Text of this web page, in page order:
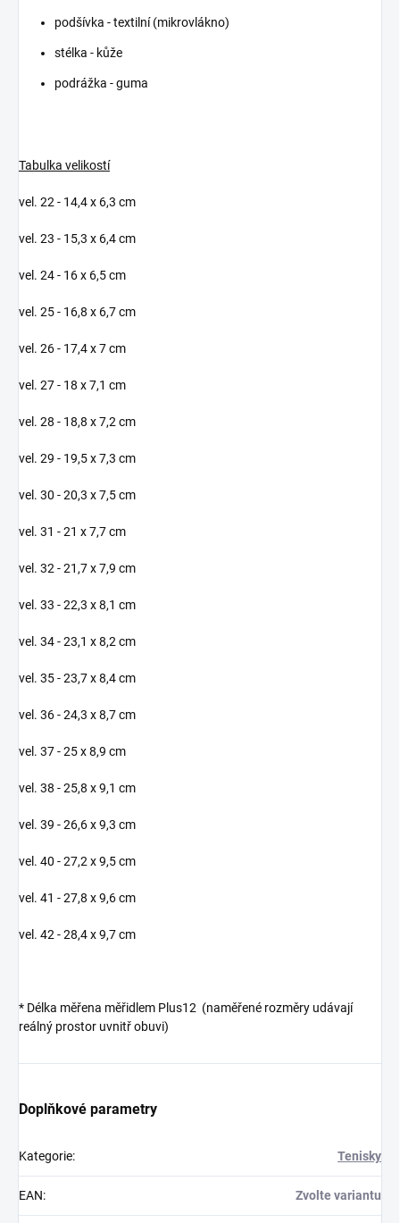
podšívka - textilní (mikrovlákno)
stélka - kůže
podrážka - guma
Tabulka velikostí
vel. 22 - 14,4 x 6,3 cm
vel. 23 - 15,3 x 6,4 cm
vel. 24 - 16 x 6,5 cm
vel. 25 - 16,8 x 6,7 cm
vel. 26 - 17,4 x 7 cm
vel. 27 - 18 x 7,1 cm
vel. 28 - 18,8 x 7,2 cm
vel. 29 - 19,5 x 7,3 cm
vel. 30 - 20,3 x 7,5 cm
vel. 31 - 21 x 7,7 cm
vel. 32 - 21,7 x 7,9 cm
vel. 33 - 22,3 x 8,1 cm
vel. 34 - 23,1 x 8,2 cm
vel. 35 - 23,7 x 8,4 cm
vel. 36 - 24,3 x 8,7 cm
vel. 37 - 25 x 8,9 cm
vel. 38 - 25,8 x 9,1 cm
vel. 39 - 26,6 x 9,3 cm
vel. 40 - 27,2 x 9,5 cm
vel. 41 - 27,8 x 9,6 cm
vel. 42 - 28,4 x 9,7 cm
* Délka měřena měřidlem Plus12 (naměřené rozměry udávají
reálný prostor uvnitř obuvi)
Doplňkové parametry
Kategorie: Tenisky
EAN: Zvolte variantu